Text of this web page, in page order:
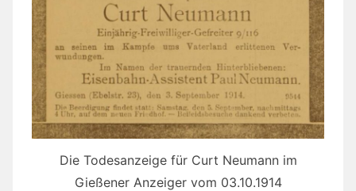
Die Todesanzeige für Curt Neumann im
Gießener Anzeiger vom 03.10.1914